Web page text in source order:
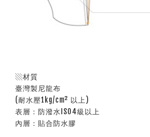
▧材質
臺灣製尼龍布
(耐水壓1kg/cm² 以上)
表層：防潑水ISO4級以上
內層：貼合防水膠